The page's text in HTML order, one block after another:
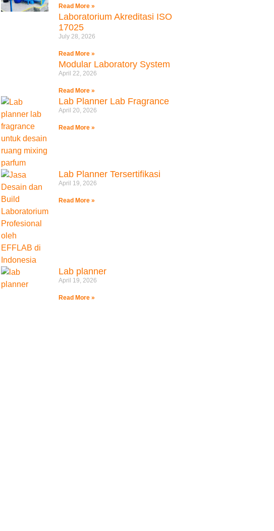
Read More »
Laboratorium Akreditasi ISO
17025
July 28, 2026
Read More »
Modular Laboratory System
April 22, 2026
Read More »
Lab Planner Lab Fragrance
April 20, 2026
Read More »
Lab Planner Tersertifikasi
April 19, 2026
Read More »
Lab planner
April 19, 2026
Read More »